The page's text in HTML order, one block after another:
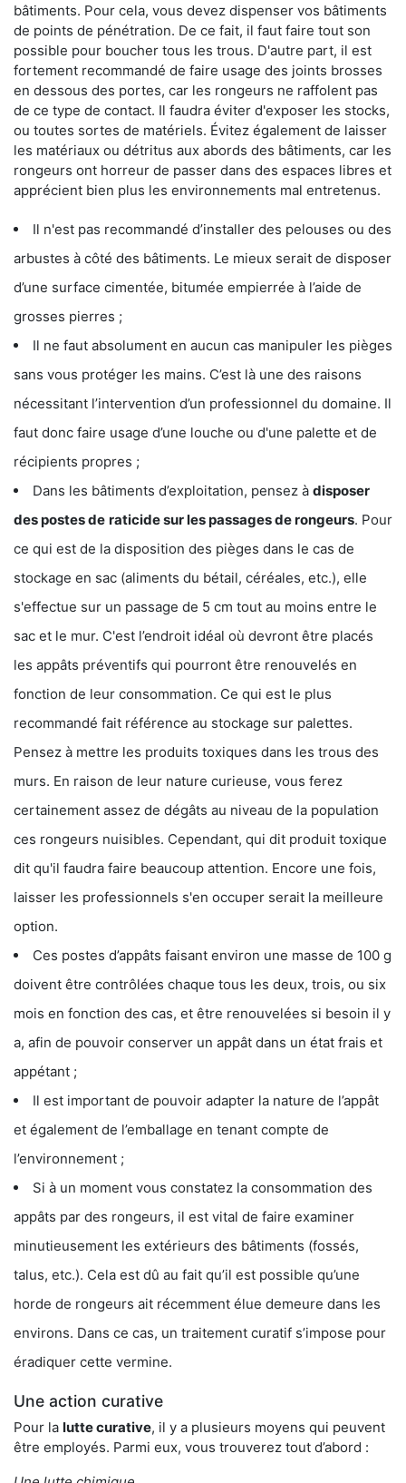
bâtiments. Pour cela, vous devez dispenser vos bâtiments
de points de pénétration. De ce fait, il faut faire tout son
possible pour boucher tous les trous. D'autre part, il est
fortement recommandé de faire usage des joints brosses
en dessous des portes, car les rongeurs ne raffolent pas
de ce type de contact. Il faudra éviter d'exposer les stocks,
ou toutes sortes de matériels. Évitez également de laisser
les matériaux ou détritus aux abords des bâtiments, car les
rongeurs ont horreur de passer dans des espaces libres et
apprécient bien plus les environnements mal entretenus.
Il n'est pas recommandé d’installer des pelouses ou des
arbustes à côté des bâtiments. Le mieux serait de disposer
d’une surface cimentée, bitumée empierrée à l’aide de
grosses pierres ;
Il ne faut absolument en aucun cas manipuler les pièges
sans vous protéger les mains. C’est là une des raisons
nécessitant l’intervention d’un professionnel du domaine. Il
faut donc faire usage d’une louche ou d'une palette et de
récipients propres ;
Dans les bâtiments d’exploitation, pensez à disposer
des postes de raticide sur les passages de rongeurs. Pour
ce qui est de la disposition des pièges dans le cas de
stockage en sac (aliments du bétail, céréales, etc.), elle
s'effectue sur un passage de 5 cm tout au moins entre le
sac et le mur. C'est l’endroit idéal où devront être placés
les appâts préventifs qui pourront être renouvelés en
fonction de leur consommation. Ce qui est le plus
recommandé fait référence au stockage sur palettes.
Pensez à mettre les produits toxiques dans les trous des
murs. En raison de leur nature curieuse, vous ferez
certainement assez de dégâts au niveau de la population
ces rongeurs nuisibles. Cependant, qui dit produit toxique
dit qu'il faudra faire beaucoup attention. Encore une fois,
laisser les professionnels s'en occuper serait la meilleure
option.
Ces postes d’appâts faisant environ une masse de 100 g
doivent être contrôlées chaque tous les deux, trois, ou six
mois en fonction des cas, et être renouvelées si besoin il y
a, afin de pouvoir conserver un appât dans un état frais et
appétant ;
Il est important de pouvoir adapter la nature de l’appât
et également de l’emballage en tenant compte de
l’environnement ;
Si à un moment vous constatez la consommation des
appâts par des rongeurs, il est vital de faire examiner
minutieusement les extérieurs des bâtiments (fossés,
talus, etc.). Cela est dû au fait qu’il est possible qu’une
horde de rongeurs ait récemment élue demeure dans les
environs. Dans ce cas, un traitement curatif s’impose pour
éradiquer cette vermine.
Une action curative
Pour la lutte curative, il y a plusieurs moyens qui peuvent
être employés. Parmi eux, vous trouverez tout d’abord :